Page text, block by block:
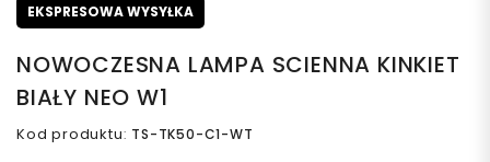
EKSPRESOWA WYSYŁKA
NOWOCZESNA LAMPA SCIENNA KINKIET
BIAŁY NEO W1
Kod produktu: TS-TK50-C1-WT